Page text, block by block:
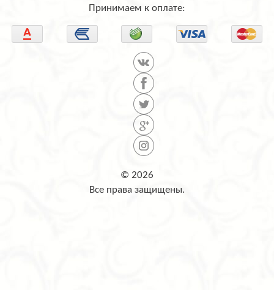
Принимаем к оплате:
© 2026
Все права защищены.